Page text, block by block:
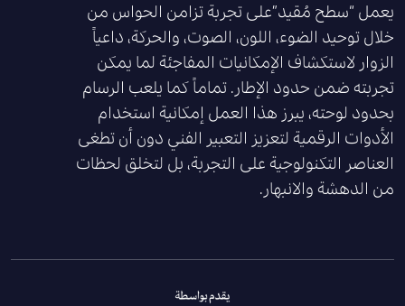
يعمل “سطح مُقيد”على تجربة تزامن الحواس من
خلال توحيد الضوء، اللون، الصوت، والحركة، داعياً
الزوار لاستكشاف الإمكانيات المفاجئة لما يمكن
تجربته ضمن حدود الإطار. تماماً كما يلعب الرسام
بحدود لوحته، يبرز هذا العمل إمكانية استخدام
الأدوات الرقمية لتعزيز التعبير الفني دون أن تطغى
العناصر التكنولوجية على التجربة، بل لتخلق لحظات
من الدهشة والانبهار.